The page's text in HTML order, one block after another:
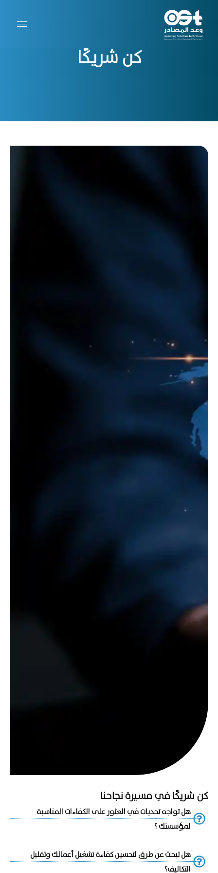
كن شريكًا
كن شريكًا في مسيرة نجاحنا
هل تواجه تحديات في العثور على الكفاءات المناسبة
لمؤسستك ؟
هل تبحث عن طرق لتحسين كفاءة تشغيل أعمالك وتقليل
التكاليف؟